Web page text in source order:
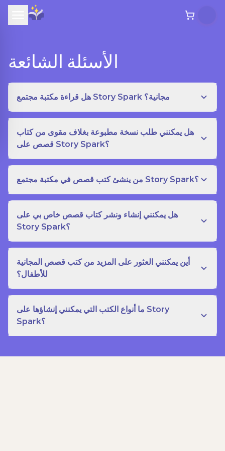
الأسئلة الشائعة
هل قراءة مكتبة مجتمع Story Spark مجانية؟
هل يمكنني طلب نسخة مطبوعة بغلاف مقوى من كتاب
قصص على Story Spark؟
من ينشئ كتب قصص في مكتبة مجتمع Story Spark؟
هل يمكنني إنشاء ونشر كتاب قصص خاص بي على
Story Spark؟
أين يمكنني العثور على المزيد من كتب قصص المجانية
للأطفال؟
ما أنواع الكتب التي يمكنني إنشاؤها على Story
Spark؟